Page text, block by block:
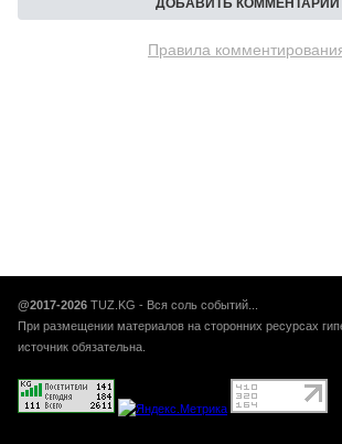
Правила
@2017-2026 TUZ.KG - Вся соль событий...
При размещении материалов на сторонних ресурсах
источник обязательна.